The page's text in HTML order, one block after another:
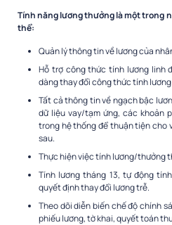
Tính năng lương thưởng là một trong
thể:
Quản lý thông tin về lương của
Hỗ trợ công thức tính lương linh
dàng thay đổi công thức tính
Tất cả thông tin về ngạch bậc
dữ liệu vay/tạm ứng, các khoản
trong hệ thống để thuận tiện cho
sau.
Thực hiện việc tính lương/thưởng
Tính lương tháng 13, tự động
quyết định thay đổi lương trễ.
Theo dõi diễn biến chế độ chính
phiếu lương, tờ khai, quyết toán